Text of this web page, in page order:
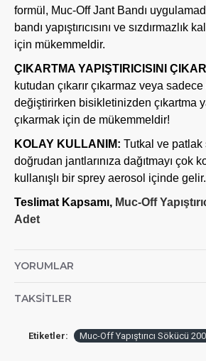
formül, Muc-Off Jant Bandı
bandı yapıştırıcısını ve sızdırmazlık
için mükemmeldir.
ÇIKARTMA YAPIŞTIRICISINI
kutudan çıkarır çıkarmaz veya sadece
değiştirirken bisikletinizden çıkartma
çıkarmak için de mükemmeldir!
KOLAY KULLANIM: Tutkal ve patlak
doğrudan jantlarınıza dağıtmayı çok
kullanışlı bir sprey aerosol içinde gelir.
Teslimat Kapsamı, Muc-Off
Adet
YORUMLAR
TAKSITLER
Etiketler: Muc-Off Yapıştırıcı Sökücü